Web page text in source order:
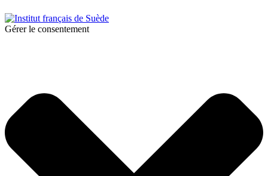
Gérer le consentement